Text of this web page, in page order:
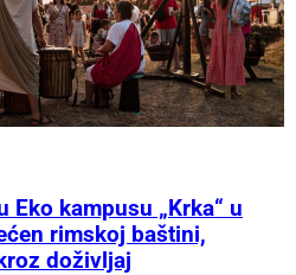
Eko kampusu „Krka“ u
rimskoj baštini,
doživljaj